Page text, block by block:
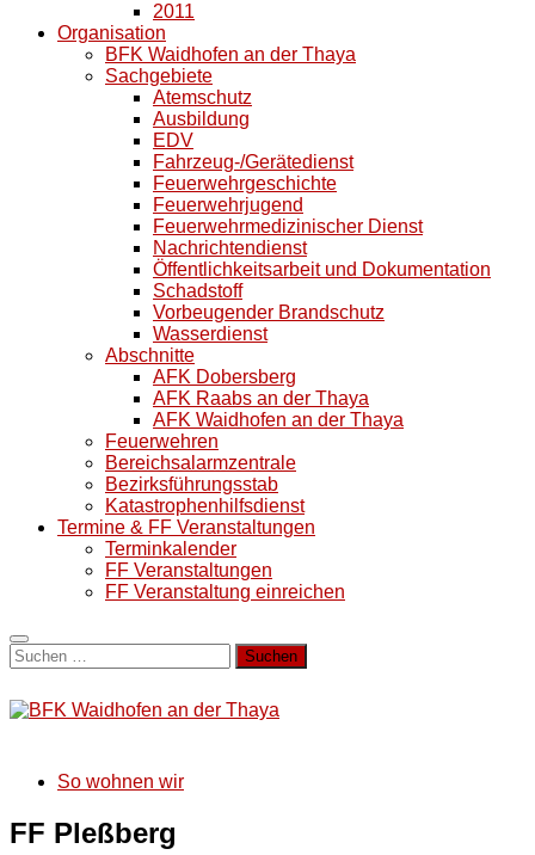
2011
Organisation
BFK Waidhofen an der Thaya
Sachgebiete
Atemschutz
Ausbildung
EDV
Fahrzeug-/Gerätedienst
Feuerwehrgeschichte
Feuerwehrjugend
Feuerwehrmedizinischer Dienst
Nachrichtendienst
Öffentlichkeitsarbeit und Dokumentation
Schadstoff
Vorbeugender Brandschutz
Wasserdienst
Abschnitte
AFK Dobersberg
AFK Raabs an der Thaya
AFK Waidhofen an der Thaya
Feuerwehren
Bereichsalarmzentrale
Bezirksführungsstab
Katastrophenhilfsdienst
Termine & FF Veranstaltungen
Terminkalender
FF Veranstaltungen
FF Veranstaltung einreichen
Suchen
nach:
So wohnen wir
FF Pleßberg